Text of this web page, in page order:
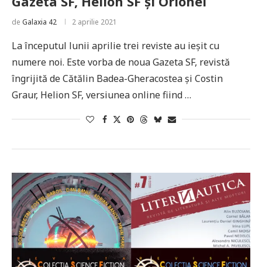
de Galaxia 42 2 aprilie 2021
La începutul lunii aprilie trei reviste au ieșit cu
numere noi. Este vorba de noua Gazeta SF, revistă
îngrijită de Cătălin Badea-Gheracostea și Costin
Graur, Helion SF, versiunea online fiind …